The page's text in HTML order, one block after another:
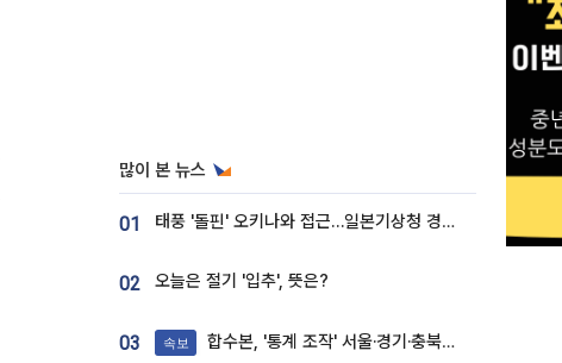
많이 본 뉴스
01 태풍 '돌핀' 오키나와 접근…일본기상청 경로 업데이트
02 오늘은 절기 '입추', 뜻은?
03 속보 합수본, '통계 조작' 서울·경기·충북 선관위 등 추가 압수수색